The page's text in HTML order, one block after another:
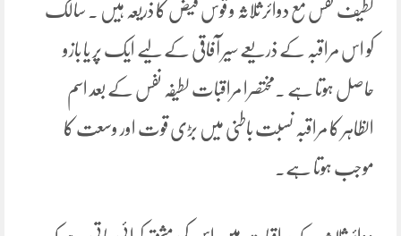
لطیف نفس مع دوائر ثلاثہ و قوس فیض کا ذریعہ ہیں ۔ سالک
کو اس مراقبہ کے ذریعے سیر آفاقی کے لیے ایک پر یا بازو
حاصل ہوتا ہے ۔مختصرا مراقبات لطیفہ نفس کے بعد اسم
الظاہر کا مراقبہ نسبت باطنی میں بڑی قوت اور وسعت کا
موجب ہوتا ہے۔